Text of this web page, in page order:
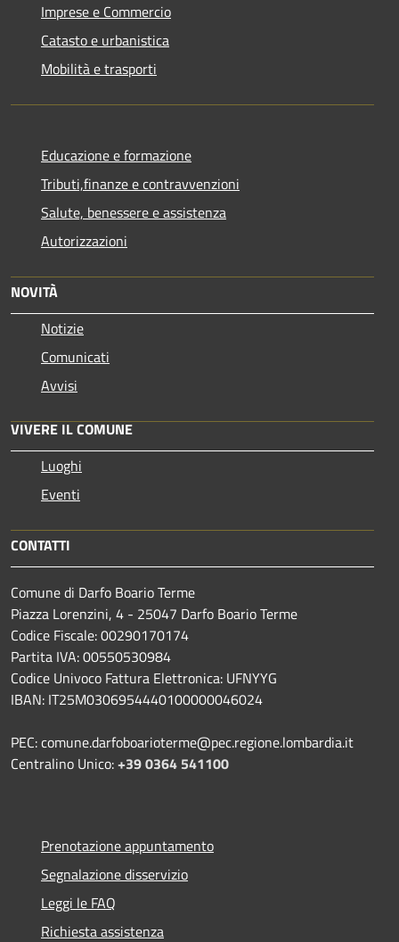
Imprese e Commercio
Catasto e urbanistica
Mobilità e trasporti
Educazione e formazione
Tributi,finanze e contravvenzioni
Salute, benessere e assistenza
Autorizzazioni
NOVITÀ
Notizie
Comunicati
Avvisi
VIVERE IL COMUNE
Luoghi
Eventi
CONTATTI
Comune di Darfo Boario Terme
Piazza Lorenzini, 4 - 25047 Darfo Boario Terme
Codice Fiscale: 00290170174
Partita IVA: 00550530984
Codice Univoco Fattura Elettronica: UFNYYG
IBAN: IT25M0306954440100000046024
PEC: comune.darfoboarioterme@pec.regione.lombardia.it
Centralino Unico:+39 0364 541100
Prenotazione appuntamento
Segnalazione disservizio
Leggi le FAQ
Richiesta assistenza